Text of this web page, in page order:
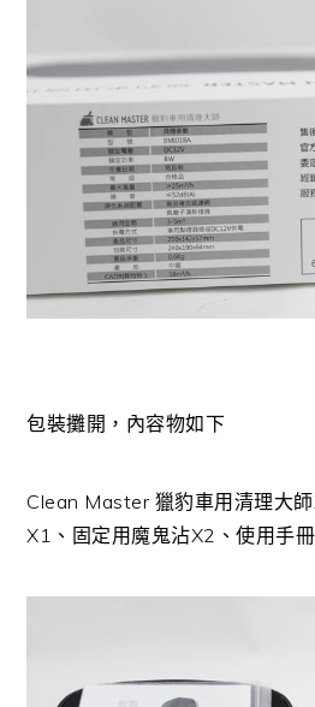
包裝攤開，內容物如下
Clean Master 獵豹車用清理大
X1、固定用魔鬼沾X2、使用手